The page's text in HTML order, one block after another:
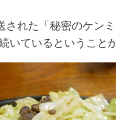
された「秘密のケンミ
いているということ